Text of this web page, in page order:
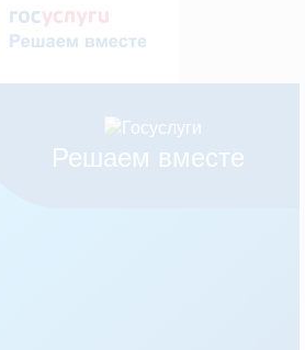
Решаем вместе